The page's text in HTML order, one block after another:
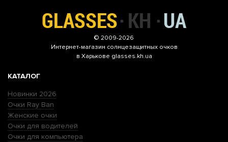
© 2009-2026
Интернет-магазин солнцезащитных очков
в Харькове glasses.kh.ua
КАТАЛОГ
Новинки 2026
Очки Ray Ban
Женские очки
Очки для водителей
Очки для компьютера